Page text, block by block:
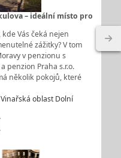
– ideální místo pro
Vás čeká nejen
zážitky? V tom
v penzionu s
penzion Praha s.r.o.
několik pokojů, které
oblast Dolní